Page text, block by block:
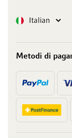
Lingua Italian
Metodi di